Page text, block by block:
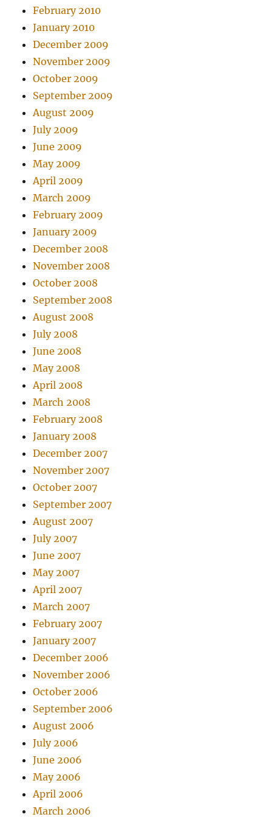
February 2010
January 2010
December 2009
November 2009
October 2009
September 2009
August 2009
July 2009
June 2009
May 2009
April 2009
March 2009
February 2009
January 2009
December 2008
November 2008
October 2008
September 2008
August 2008
July 2008
June 2008
May 2008
April 2008
March 2008
February 2008
January 2008
December 2007
November 2007
October 2007
September 2007
August 2007
July 2007
June 2007
May 2007
April 2007
March 2007
February 2007
January 2007
December 2006
November 2006
October 2006
September 2006
August 2006
July 2006
June 2006
May 2006
April 2006
March 2006